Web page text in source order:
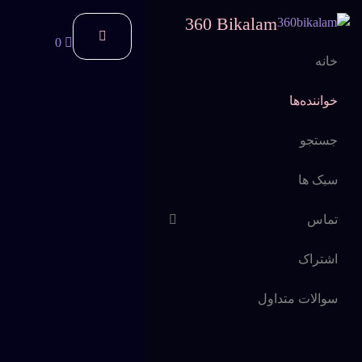
360 Bikalam
خانه
خواننده‌ها
جستجو
سبک ها
تماس
اشتراک
سوالات متداول
0